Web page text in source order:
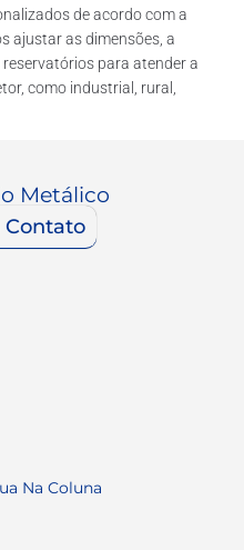
de acordo com a
ajustar as dimensões, a
para atender a
como industrial, rural,
Metálico
Contato
Na Coluna